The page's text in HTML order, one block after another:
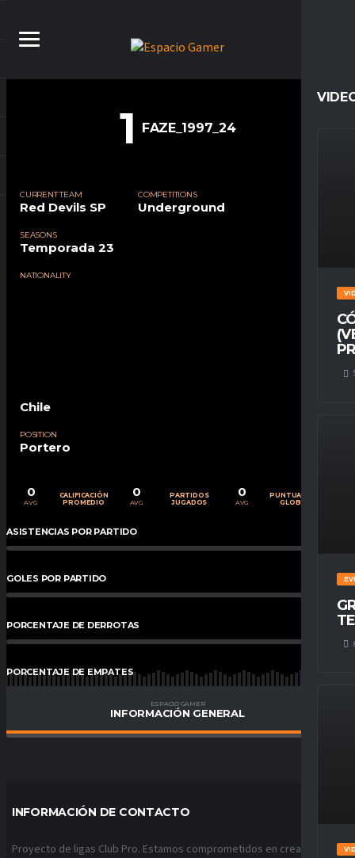
1 FAZE_1997_24
CURRENT TEAM
Red Devils SP
COMPETITIONS
Underground
SEASONS
Temporada 23
NATIONALITY
Chile
POSITION
Portero
0
AVG
CALIFICACIÓN
PROMEDIO
0
AVG
PARTIDOS
JUGADOS
0
AVG
PUNTUACIÓN
GLOBAL
ASISTENCIAS POR PARTIDO
GOLES POR PARTIDO %
PORCENTAJE DE DERROTAS %
PORCENTAJE DE EMPATES
PORCENTAJE DE VICTORIAS
ESPACIO GAMER
INFORMACIÓN GENERAL
INFORMACIÓN DE CONTACTO
Proyecto de ligas Club Pro. Estamos comprometidos en crear ligas